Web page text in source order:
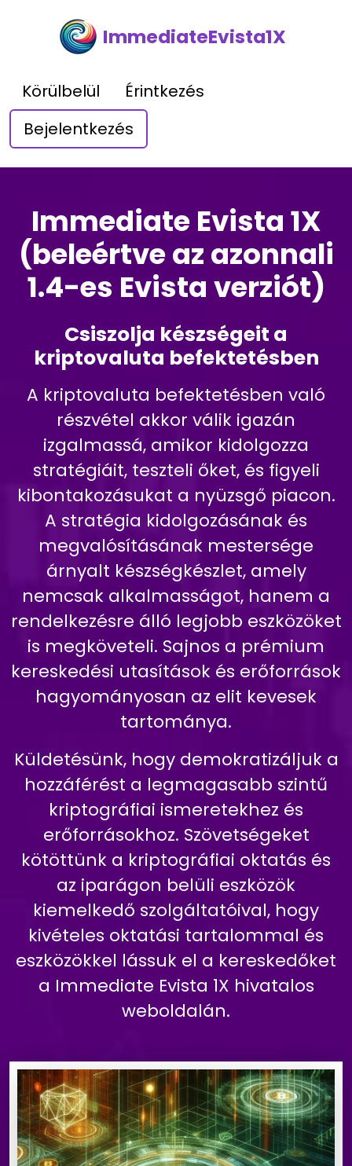
ImmediateEvista1X
Körülbelül
Érintkezés
Bejelentkezés
Immediate Evista 1X
(beleértve az azonnali
1.4-es Evista verziót)
Csiszolja készségeit a
kriptovaluta befektetésben
A kriptovaluta befektetésben való
részvétel akkor válik igazán
izgalmassá, amikor kidolgozza
stratégiáit, teszteli őket, és figyeli
kibontakozásukat a nyüzsgő piacon.
A stratégia kidolgozásának és
megvalósításának mestersége
árnyalt készségkészlet, amely
nemcsak alkalmasságot, hanem a
rendelkezésre álló legjobb eszközöket
is megköveteli. Sajnos a prémium
kereskedési utasítások és erőforrások
hagyományosan az elit kevesek
tartománya.
Küldetésünk, hogy demokratizáljuk a
hozzáférést a legmagasabb szintű
kriptográfiai ismeretekhez és
erőforrásokhoz. Szövetségeket
kötöttünk a kriptográfiai oktatás és
az iparágon belüli eszközök
kiemelkedő szolgáltatóival, hogy
kivételes oktatási tartalommal és
eszközökkel lássuk el a kereskedőket
a Immediate Evista 1X hivatalos
weboldalán.